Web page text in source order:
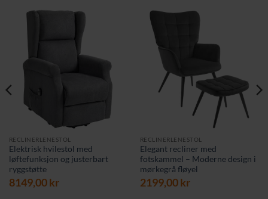
RECLINERLENESTOL
Elektrisk hvilestol med
løftefunksjon og justerbart
ryggstøtte
8149,00kr
RECLINERLENESTOL
Elegant recliner med
fotskammel – Moderne design i
mørkegrå fløyel
2199,00kr